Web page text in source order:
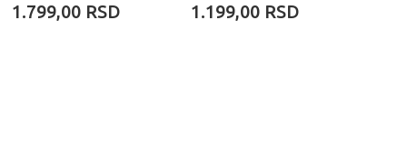
1.799,00 RSD 1.199,00 RSD